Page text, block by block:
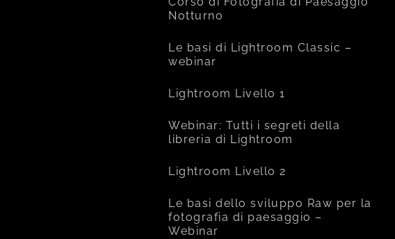
Notturno
Le basi di Lightroom Classic –
webinar
Lightroom Livello 1
Webinar: Tutti i segreti della
libreria di Lightroom
Lightroom Livello 2
Le basi dello sviluppo Raw per la
fotografia di paesaggio –
Webinar